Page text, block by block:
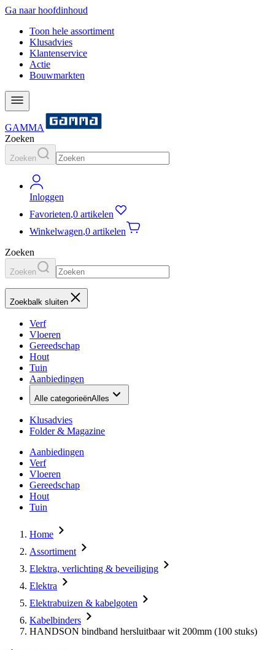
Ga naar hoofdinhoud
Toon hele assortiment
Klusadvies
Klantenservice
Actie
Bouwmarkten
GAMMA
Zoeken
Zoeken
Inloggen
Favorieten,0 artikelen
Winkelwagen,0 artikelen
Zoeken
Zoeken
Zoekbalk sluiten
Verf
Vloeren
Gereedschap
Hout
Tuin
Aanbiedingen
Alle categorieënAlles
Klusadvies
Folder & Magazine
Aanbiedingen
Verf
Vloeren
Gereedschap
Hout
Tuin
Home
Assortiment
Elektra, verlichting & beveiliging
Elektra
Elektrabuizen & kabelgoten
Kabelbinders
HANDSON bindband hersluitbaar wit 200mm (100 stuks)